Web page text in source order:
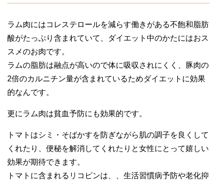
ラム肉にはコレステロールを減らす働きがある不飽和脂肪
酸がたっぷり含まれていて、ダイエット中のかたにはおス
スメのお肉です。
ラムの脂肪は融点が高いので体に吸収されにくく、豚肉の
2倍のカルニチン量が含まれているためダイエットに効果
的なんです。
更にラム肉は貧血予防にも効果的です。
トマトはシミ・そばかすを防ぎながら肌の調子を良くして
くれたり、便秘を解消してくれたりと女性にとって嬉しい
効果が期待できます。
トマトに含まれるリコピンは、、生活習慣病予防や老化抑